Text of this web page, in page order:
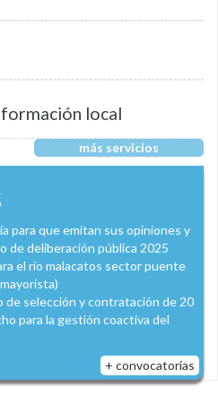
local
más servicios
para que emitan sus opiniones y
de deliberación pública 2025
el río malacatos sector puente
de selección y contratación de 20
para la gestión coactiva del
+ convocatorias